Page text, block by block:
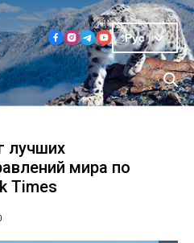
Рус
лучших
мира по
Times